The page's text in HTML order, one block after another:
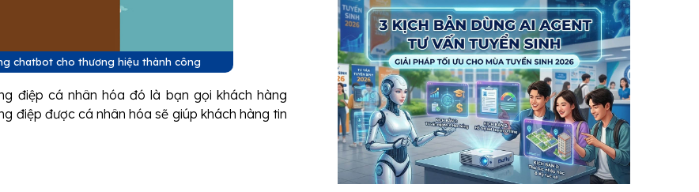
chatbot cho thương hiệu thành công
điệp cá nhân hóa đó là bạn gọi khách hàng
điệp được cá nhân hóa sẽ giúp khách hàng tin